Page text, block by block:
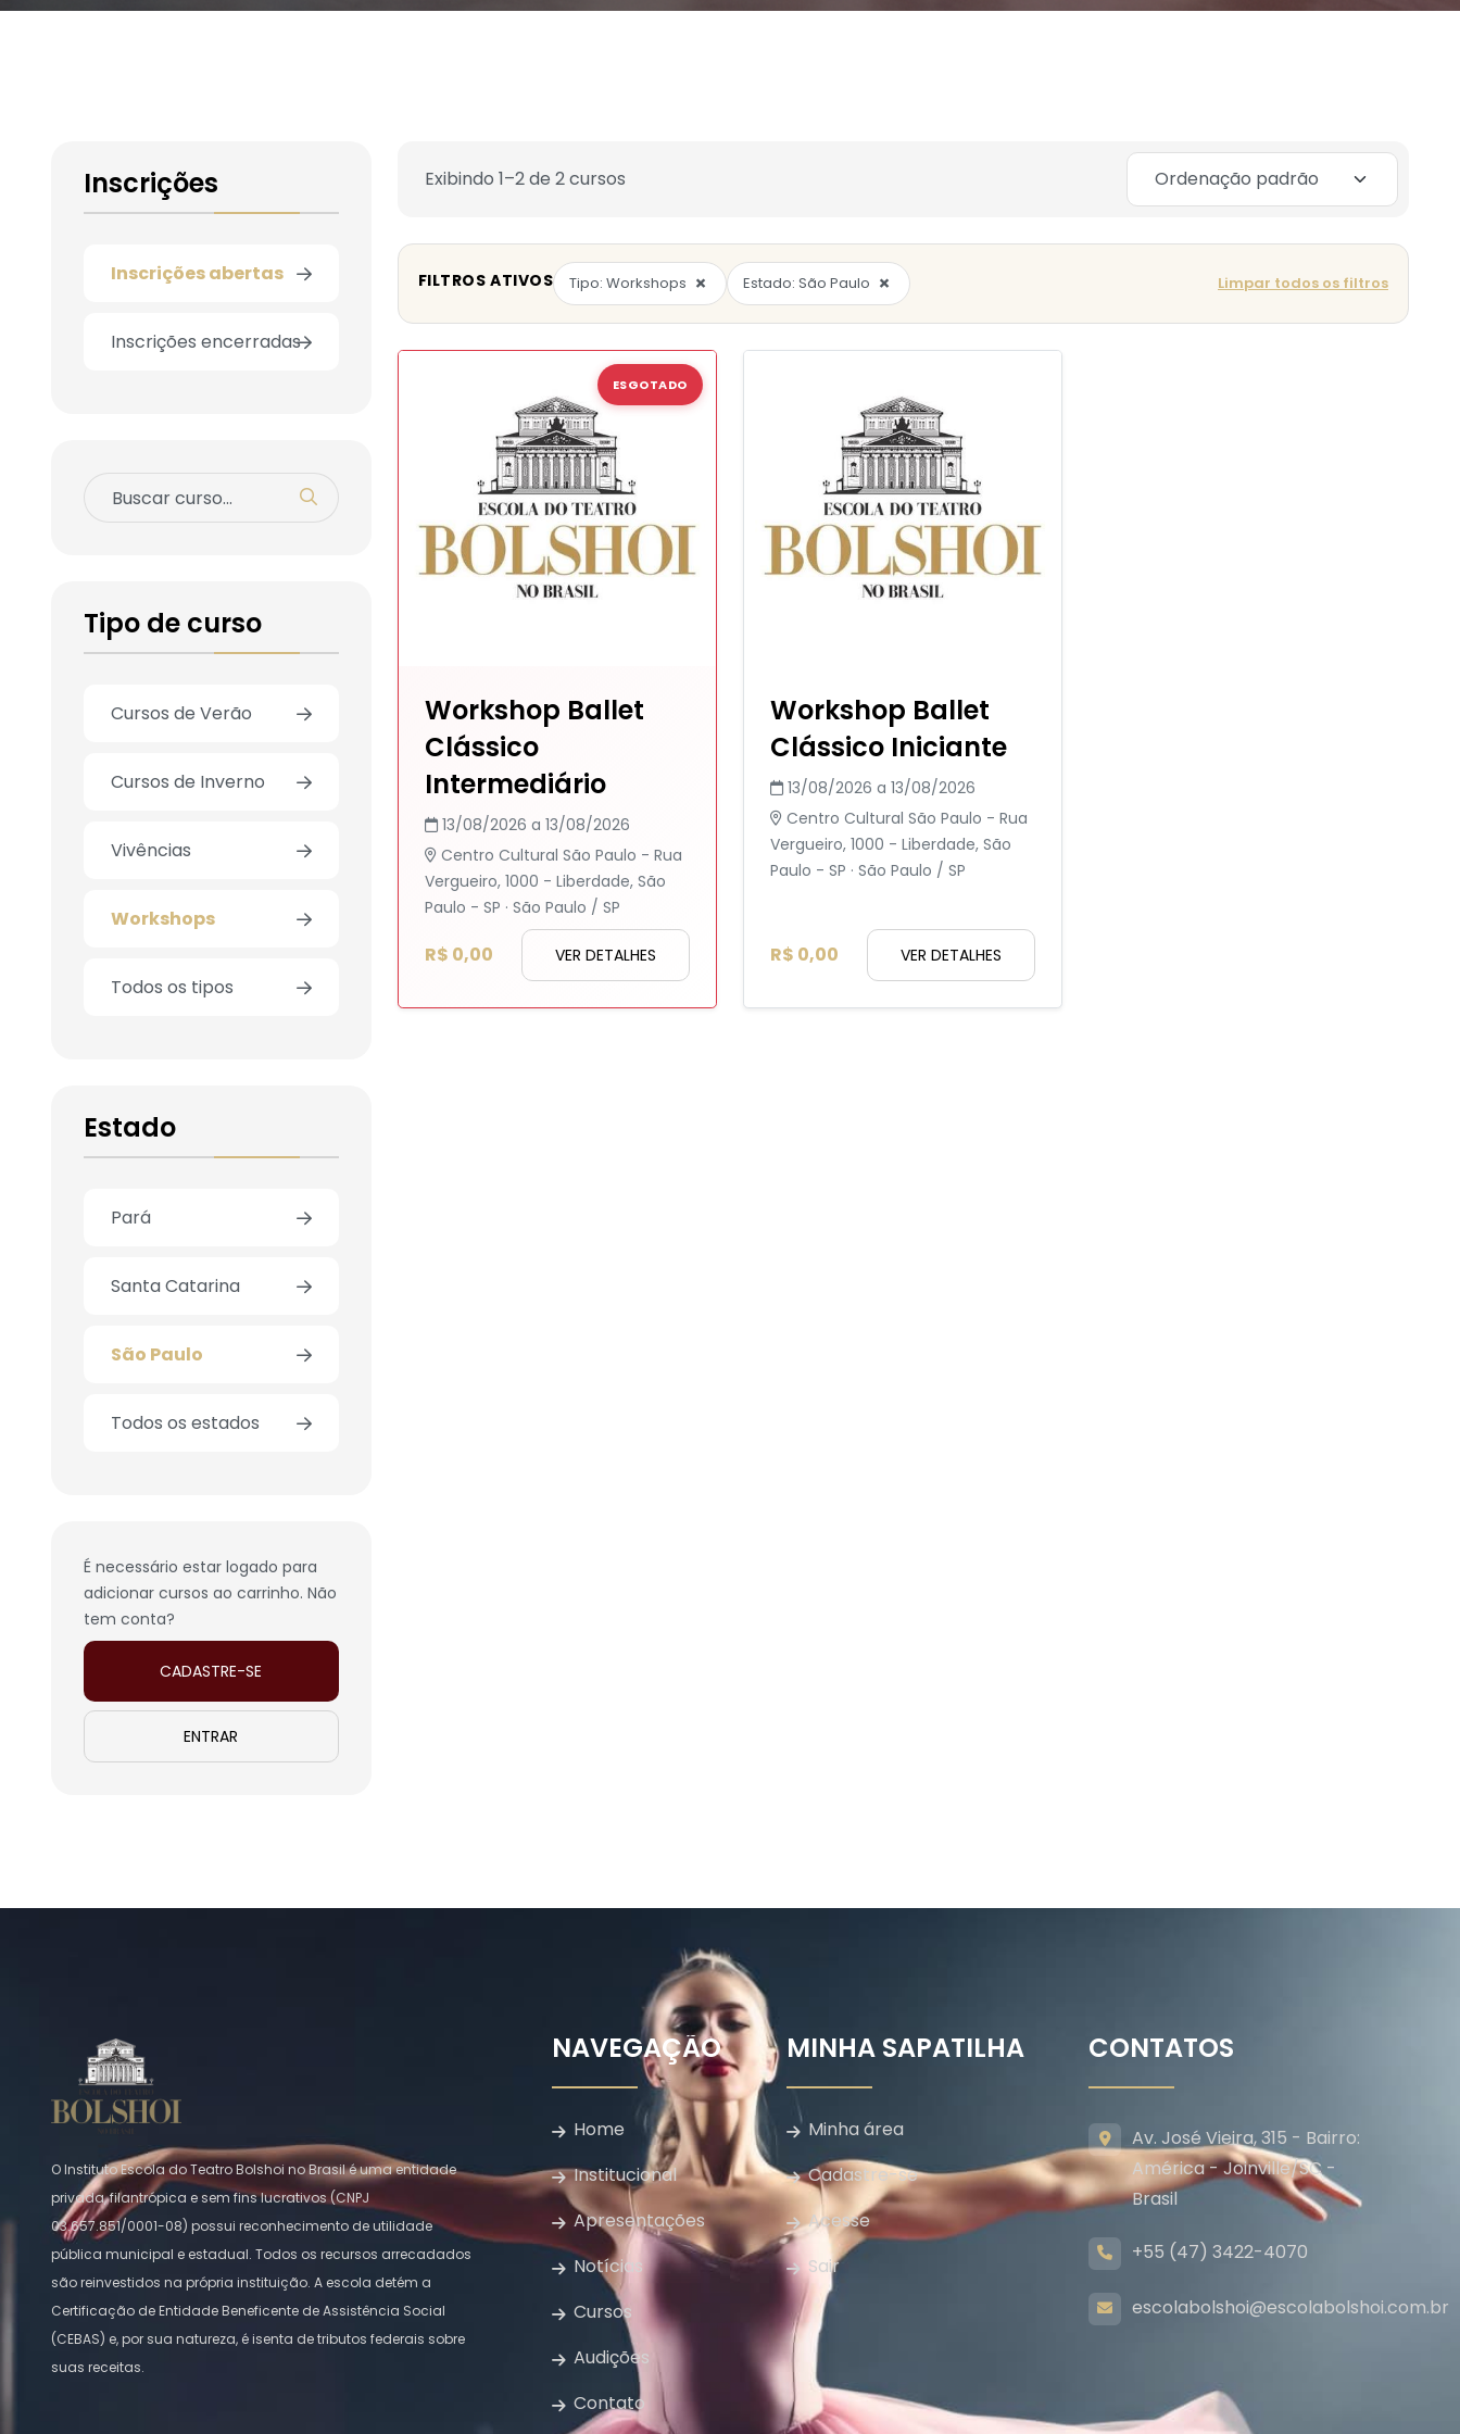
Exibindo 1–2 de 2 cursos
FILTROS ATIVOS Tipo: Workshops × Estado: São Paulo × Limpar todos os filtros
ESGOTADO
Workshop Ballet
Clássico
Intermediário
13/08/2026 a 13/08/2026
Centro Cultural São Paulo - Rua
Vergueiro, 1000 - Liberdade, São
Paulo - SP · São Paulo / SP
R$ 0,00 VER DETALHES
Workshop Ballet
Clássico Iniciante
13/08/2026 a 13/08/2026
Centro Cultural São Paulo - Rua
Vergueiro, 1000 - Liberdade, São
Paulo - SP · São Paulo / SP
R$ 0,00 VER DETALHES
Inscrições
Inscrições abertas
Inscrições encerradas
Tipo de curso
Cursos de Verão
Cursos de Inverno
Vivências
Workshops
Todos os tipos
Estado
Pará
Santa Catarina
São Paulo
Todos os estados
É necessário estar logado para
adicionar cursos ao carrinho. Não
tem conta?
CADASTRE-SE
ENTRAR
O Instituto Escola do Teatro Bolshoi no Brasil é uma entidade
privada, filantrópica e sem fins lucrativos (CNPJ
03.657.851/0001-08) possui reconhecimento de utilidade
pública municipal e estadual. Todos os recursos arrecadados
são reinvestidos na própria instituição. A escola detém a
Certificação de Entidade Beneficente de Assistência Social
(CEBAS) e, por sua natureza, é isenta de tributos federais sobre
suas receitas.
NAVEGAÇÃO
Home
Institucional
Apresentações
Notícias
Cursos
Audições
Contato
MINHA SAPATILHA
Minha área
Cadastre-se
Acesse
Sair
CONTATOS
Av. José Vieira, 315 - Bairro:
América - Joinville/SC -
Brasil
+55 (47) 3422-4070
escolabolshoi@escolabolshoi.com.br